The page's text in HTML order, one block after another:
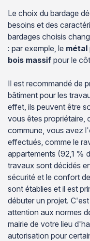
Le choix du bardage
besoins et des
bardages choisis
: par exemple, le métal
bois massif pour le
Il est recommandé de
bâtiment pour les
effet, ils peuvent être
vous êtes propriétaire,
commune, vous avez
effectués, comme le
appartements (92,1 %
travaux sont décidés
sécurité et le confort
sont établies et il est
débuter un projet.
attention aux normes
mairie de votre lieu
autorisation pour